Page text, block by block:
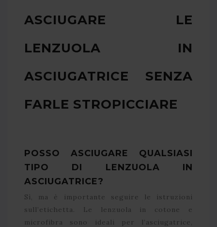
ASCIUGARE LE
LENZUOLA IN
ASCIUGATRICE SENZA
FARLE STROPICCIARE
POSSO ASCIUGARE QUALSIASI
TIPO DI LENZUOLA IN
ASCIUGATRICE?
Sì, ma è importante seguire le istruzioni
sull’etichetta. Le lenzuola in cotone e
microfibra sono ideali per l’asciugatrice,